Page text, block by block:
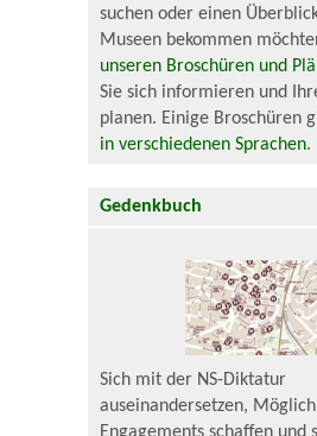
suchen oder einen
Museen bekommen
unseren Broschüren und
Sie sich informieren und
planen. Einige Broschüren
in verschiedenen Sprachen.
Gedenkbuch
Sich mit der NS-Diktatur
auseinandersetzen,